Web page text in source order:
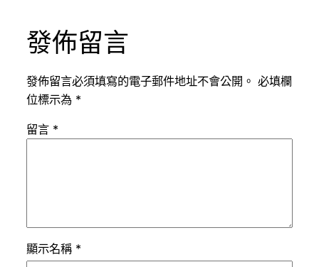
發佈留言
發佈留言必須填寫的電子郵件地址不會公開。 必填欄
位標示為 *
留言 *
顯示名稱 *